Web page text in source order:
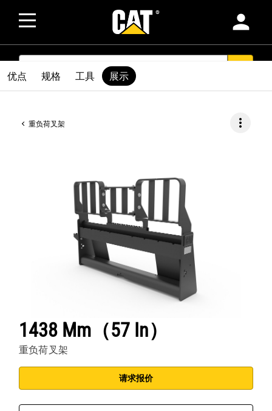
person
SEARCH
重负荷叉架 more_vert
1438 Mm（57 In）
重负荷叉架
请求报价
优点 规格 工具 展示